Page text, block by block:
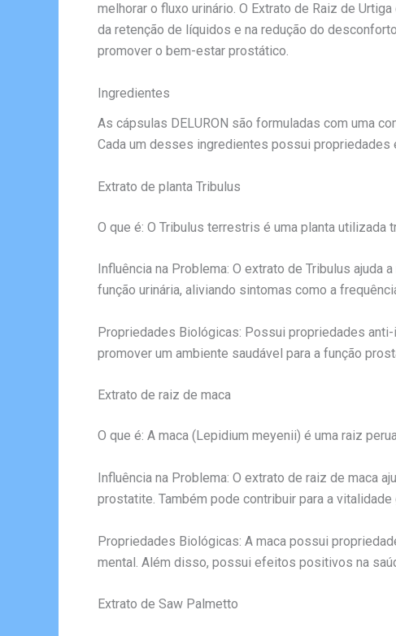
melhorar o fluxo urinário. O Extrato de Raiz de
da retenção de líquidos e na redução do
promover o bem-estar prostático.
Ingredientes
As cápsulas DELURON são formuladas com uma
Cada um desses ingredientes possui
Extrato de planta Tribulus
O que é: O Tribulus terrestris é uma planta utilizada
Influência na Problema: O extrato de Tribulus ajuda
função urinária, aliviando sintomas como a
Propriedades Biológicas: Possui propriedades
promover um ambiente saudável para a função
Extrato de raiz de maca
O que é: A maca (Lepidium meyenii) é uma raiz
Influência na Problema: O extrato de raiz de maca
prostatite. Também pode contribuir para a
Propriedades Biológicas: A maca possui
mental. Além disso, possui efeitos positivos na
Extrato de Saw Palmetto